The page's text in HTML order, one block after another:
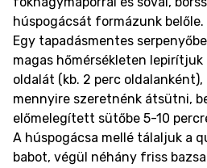
húspogácsát formázunk belőle.
Egy tapadásmentes
magas hőmérsékleten lepirítjuk
oldalát (kb. 2 perc
mennyire szeretnénk átsütni,
előmelegített sütőbe 5-10
A húspogácsa mellé tálaljuk a
babot, végül néhány friss